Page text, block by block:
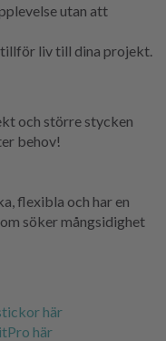
utan att
liv till dina projekt.
och större stycken
behov!
flexibla och har en
söker mångsidighet
här
här